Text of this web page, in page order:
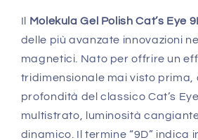
Il Molekula Gel Polish Cat’s Eye
delle più avanzate innovazioni
magnetici. Nato per offrire un
tridimensionale mai visto prima,
profondità del classico Cat’s
multistrato, luminosità
dinamico. Il termine “9D” indica